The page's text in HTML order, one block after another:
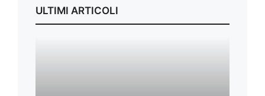
ULTIMI ARTICOLI